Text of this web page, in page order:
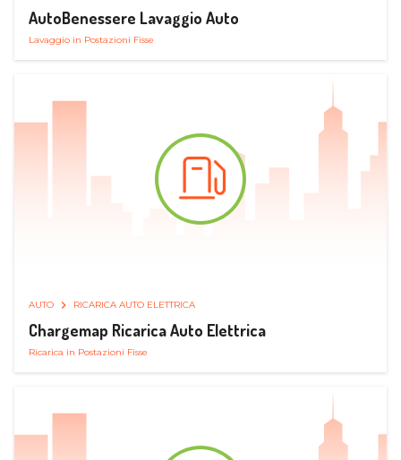
AutoBenessere Lavaggio Auto
Lavaggio in Postazioni Fisse
AUTO RICARICA AUTO ELETTRICA
Chargemap Ricarica Auto Elettrica
Ricarica in Postazioni Fisse